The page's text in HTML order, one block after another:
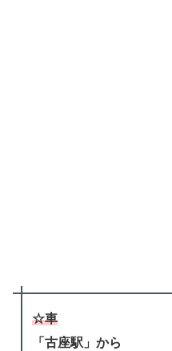
☆車
「古座駅」から